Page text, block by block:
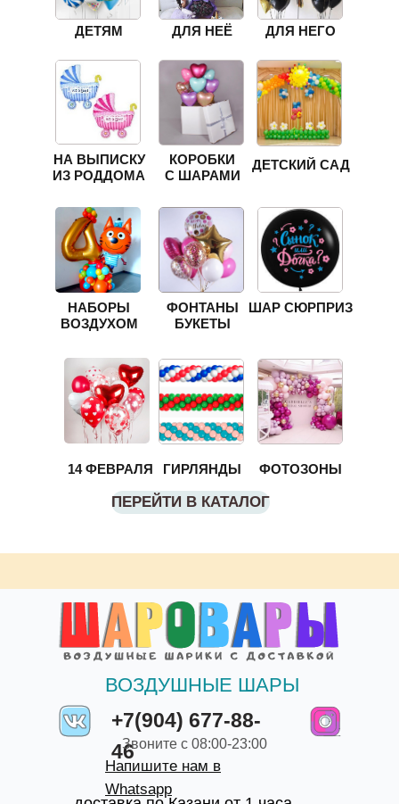
ФОНТАНЫ
БУКЕТЫ
ДЛЯ НЕЁ ДЛЯ НЕГО
ДЕТЯМ
НА ВЫПИСКУ
ИЗ РОДДОМА
ШАР СЮРПРИЗ
ГИРЛЯНДЫ
ПЕРЕЙТИ В КАТАЛОГ
ФОТОЗОНЫ
КОРОБКИ
С ШАРАМИ
14 ФЕВРАЛЯ
НАБОРЫ
ВОЗДУХОМ
ДЕТСКИЙ САД
+7(904) 677-88-
46
ВОЗДУШНЫЕ ШАРЫ
Звоните с 08:00-23:00
Напишите нам в
Whatsapp